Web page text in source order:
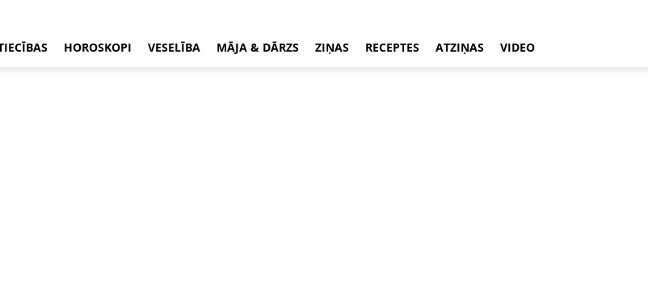
HOROSKOPI VESELĪBA MĀJA & DĀRZS ZIŅAS RECEPTES ATZIŅAS VIDEO